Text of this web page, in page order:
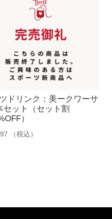
ドリンク：美ークワーサ
セット（セット割
）
（税込）